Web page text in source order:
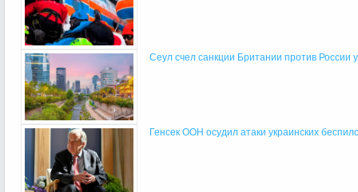
Сеул счел санкции Британии против России
Генсек ООН осудил атаки украинских